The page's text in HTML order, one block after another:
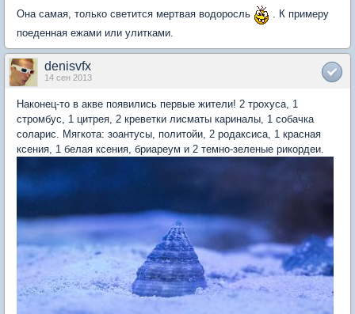
Она самая, только светится мертвая водоросль
. К примеру
поеденная ежами или улитками.
denisvfx
14 сен 2013
Наконец-то в акве появились первые жители! 2 трохуса, 1
стромбус, 1 цитрея, 2 креветки лисматы кариналы, 1 собачка
соларис. Мягкота: зоантусы, политойи, 2 родаксиса, 1 красная
ксения, 1 белая ксения, бриареум и 2 темно-зеленые рикордеи.